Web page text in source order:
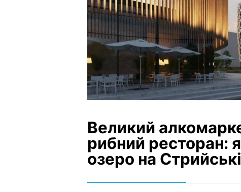
Великий
рибний ресторан:
озеро на